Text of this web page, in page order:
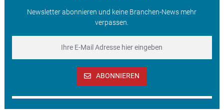
Newsletter abonnieren und keine Branchen-News mehr
verpassen.
ABONNIEREN